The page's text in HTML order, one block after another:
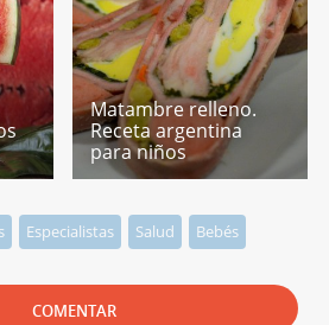
Matambre relleno.
Receta argentina
para niños
Especialistas Salud Bebés
COMENTAR